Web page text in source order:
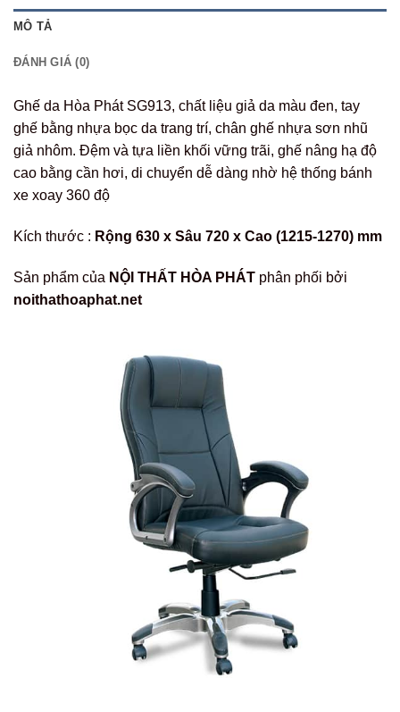
MÔ TẢ
ĐÁNH GIÁ (0)
Ghế da Hòa Phát SG913, chất liệu giả da màu đen, tay
ghế bằng nhựa bọc da trang trí, chân ghế nhựa sơn nhũ
giả nhôm. Đệm và tựa liền khối vững trãi, ghế nâng hạ độ
cao bằng cần hơi, di chuyển dễ dàng nhờ hệ thống bánh
xe xoay 360 độ
Kích thước : Rộng 630 x Sâu 720 x Cao (1215-1270) mm
Sản phẩm của NỘI THẤT HÒA PHÁT phân phối bởi
noithathoaphat.net